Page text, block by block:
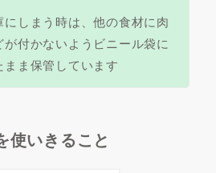
にしまう時は、他の食材に肉
が付かないようビニール袋に
まま保管しています
使いきること